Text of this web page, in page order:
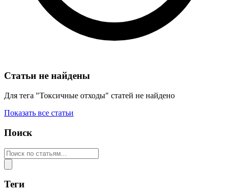
Статьи не найдены
Для тега "Токсичные отходы" статей не найдено
Показать все статьи
Поиск
Теги